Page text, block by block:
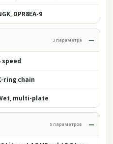
DPR8EA-9
3 параметра
speed
ring chain
multi-plate
5 параметров